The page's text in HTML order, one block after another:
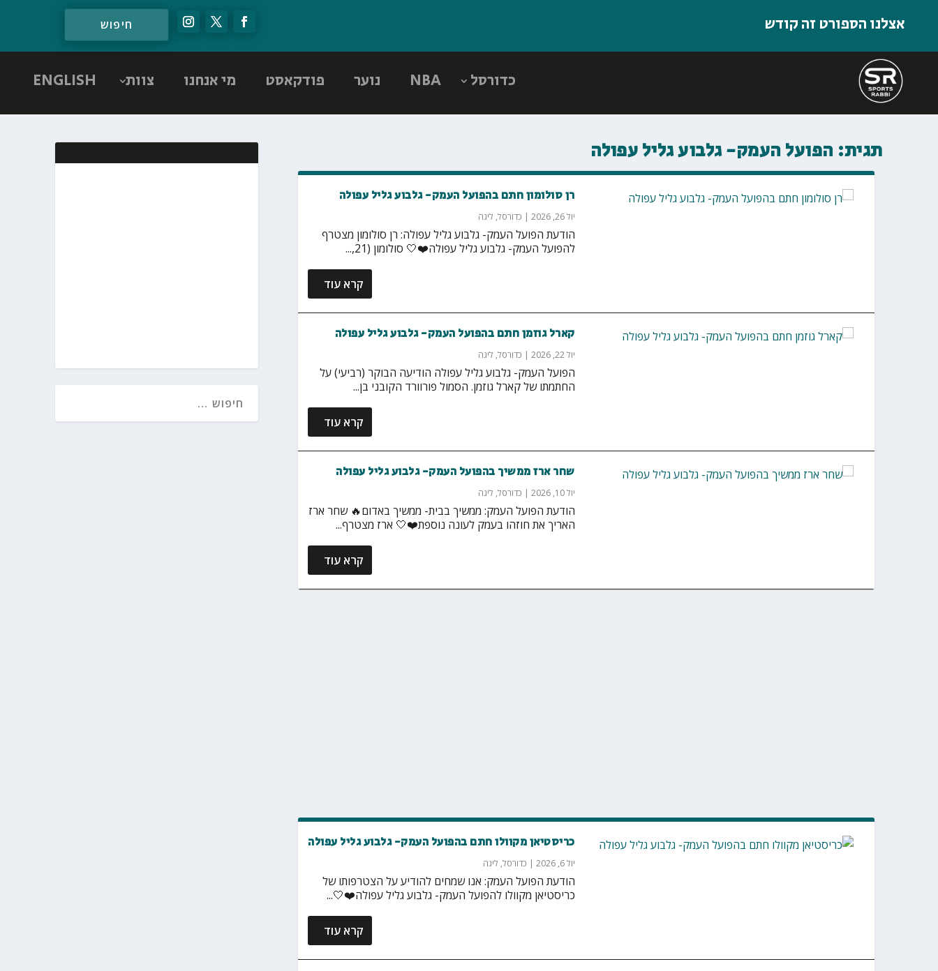
אצלנו הספורט זה קודש
כדורסל NBA נוער פודקאסט מי אנחנו צוות ENGLISH
תגית: הפועל העמק- גלבוע גליל עפולה
רן סולומון חתם בהפועל העמק- גלבוע גליל עפולה
יול 26, 2026 | כדורסל, ליגה
הודעת הפועל העמק- גלבוע גליל עפולה: רן סולומון מצטרף
להפועל העמק- גלבוע גליל עפולה❤️🤍 סולומון (21,...
קרא עוד
קארל גוזמן חתם בהפועל העמק- גלבוע גליל עפולה
יול 22, 2026 | כדורסל, ליגה
הפועל העמק- גלבוע גליל עפולה הודיעה הבוקר (רביעי) על
החתמתו של קארל גוזמן. הסמול פורוורד הקובני בן...
קרא עוד
שחר ארז ממשיך בהפועל העמק- גלבוע גליל עפולה
יול 10, 2026 | כדורסל, ליגה
הודעת הפועל העמק: ממשיך בבית- ממשיך באדום🔥 שחר ארז
האריך את חוזהו בעמק לעונה נוספת❤️🤍 ארז מצטרף...
קרא עוד
כריסטיאן מקוולו חתם בהפועל העמק- גלבוע גליל עפולה
יול 6, 2026 | כדורסל, ליגה
הודעת הפועל העמק: אנו שמחים להודיע על הצטרפותו של
כריסטיאן מקוולו להפועל העמק- גלבוע גליל עפולה❤️🤍...
קרא עוד